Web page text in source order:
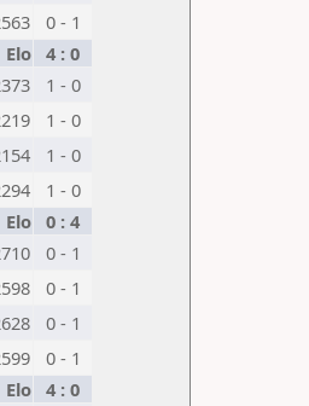
0 - 1
Elo 4 : 0
1 - 0
1 - 0
1 - 0
1 - 0
Elo 0 : 4
0 - 1
0 - 1
0 - 1
0 - 1
Elo 4 : 0